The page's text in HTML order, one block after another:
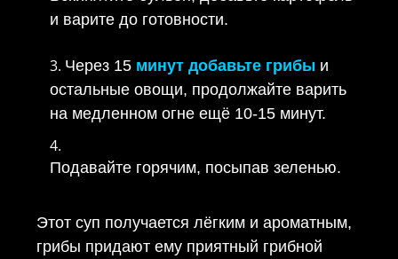
и варите до готовности.
Через 15 минут добавьте грибы и
остальные овощи, продолжайте варить
на медленном огне ещё 10-15 минут.
Подавайте горячим, посыпав зеленью.
Этот суп получается лёгким и ароматным,
грибы придают ему приятный грибной